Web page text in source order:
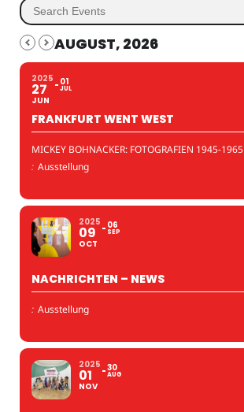
AUGUST, 2026
2025
27
JUN
01
JUL
FRANKFURT WENT WEST
MICKEY BOHNACKER: FOTOGRAFIEN 1945-1965
: Ausstellung
2025
09
OCT
06
SEP
NACHRICHTEN – NEWS
: Ausstellung
2025
01
NOV
30
AUG